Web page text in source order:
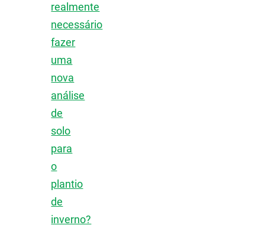
realmente
necessário
fazer
uma
nova
análise
de
solo
para
o
plantio
de
inverno?